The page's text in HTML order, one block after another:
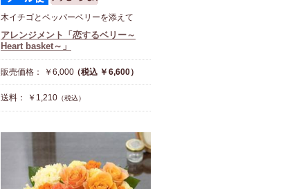
木イチゴとペッパーベリーを添えて
アレンジメント「恋するベリー～
Heart basket～」
販売価格： ￥6,000（税込 ￥6,600）
送料： ￥1,210 （税込）